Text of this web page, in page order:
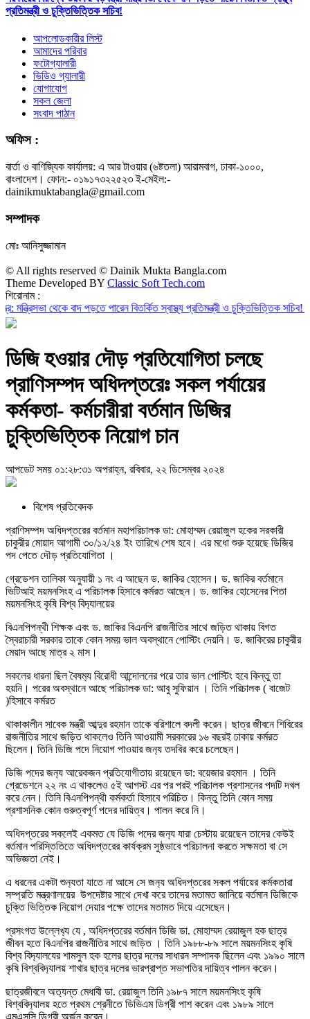
প্রতিমন্ত্রী ও চুক্তিভিত্তিক সচিব!
আপলোডকারীর লিস্ট
আমাদের পরিবার
ফটোগ্যালারী
ভিডিও গ্যালারী
যোগাযোগ
সকল জেলা
সংবাদ পাঠান
অফিস :
বার্তা ও বাণিজ্যিক কার্যালয়: এ আর টাওয়ার (৬ষ্টতলা) আরামবাগ, ঢাকা-১০০০,
বাংলাদেশ। ফোন:- ০১৯১৭৩২২৫২৩ ই-মেইল:-
dainikmuktabangla@gmail.com
সম্পাদক
মোঃ আনিসুজ্জামান
© All rights reserved © Dainik Mukta Bangla.com
Theme Developed BY Classic Soft Tech.com
শিরোনাম :
থেকে বাদ পড়তে পারেন বিতর্কিত স্বাস্থ্য প্রতিমন্ত্রী ও চুক্তিভিত্তিক সচিব!রাজস্ব
ডিজি হওয়ার দৌড় প্রতিযোগিতা চলছে
প্রাণিসম্পদ অধিদপ্তরেঃ সকল পর্যায়ের
কর্মকতা- কর্মচারীরা বর্তমান ডিজির
চুক্তিভিত্তিক নিয়োগ চান
আপডেট সময় ০১:২৮:৩১ অপরাহ্ন, রবিবার, ২২ ডিসেম্বর ২০২৪
বিশেষ প্রতিবেদক
প্রাণিসম্পদ অধিদপ্তরের বর্তমান মহাপরিচালক ডা: মোহাম্মদ রেয়াজুল হকের সরকারী
চাকুরীর মোয়াদ আগামী ৩০/১২/২৪ ইং তারিখে শেষ হবে। এর মধো শুরু হয়েছে ডিজির
পদ পেতে দৌড় প্রতিযোগিতা ।
গ্রেডেশন তালিকা অনুযায়ী ১ নং এ আছেন ড. জাকির হোসেন। ড. জাকির বর্তমানে
ভিটিআই ময়মনসিংহ এ পরিচালক হিসাবে কর্মরত আছেন। ড. জাকির হোসেনের পিতা
ময়মনসিংহ কৃষি বিশ্ব বিদ‍্যালয়ের
বিএনপিপন্থী শিক্ষক এবং ড. জাকির বিএনপি রাজনীতির সাথে জড়িত থাকায় বিগত
স্বৈরাচারী সরকার তাকে কোন সময় ভাল অবস্থানে পোস্টিং দেয়নি। ড. জাকিরের চাকুরীর
মেয়াদ আছে মাত্র ২ মাস।
সকলের ধারনা ছিল বৈষম‍্য বিরোধী আন্দোলনের পরে তার ভাল পোস্টিং হবে কিন্তু তা
হয়নি। পরের অবস্থানে আছে পরিচালক ডা: আবু সুফিয়ান । তিনি পরিচালক ( বাজেট
)হিসাবে কর্মরত
থাকাকালীন সাবেক মন্ত্রী আব্দুর রহমান তাকে বরিশালে বদলী করেন। ছাত্র জীবনে শিবিরের
রাজনীতির সাথে জড়িত থাকলেও তিনি আওয়ামী সরকারের ১৬ বছরই ঢাকায় কর্মরত
ছিলেন। তিনি ডিজি পদে নিয়োগ পাওয়ার জন‍্য তদবির করে চলেছেন।
ডিজি পদের জন‍্য আরেকজন প্রতিযোগীতায় রয়েছেন ডা: বয়েজার রহমান । তিনি
গ্রেডেশনে ২২ নং এ থাকলেও ৫ই আগস্ট এর পর পরই পরিচালক প্রশাসনের পদটি দখল
করে নেন। তিনি বিএনপিপন্থী কর্মকর্তা হিসাবে পরিচিত। কিন্তু তিনি কোন সময়
প্রশাসনিক কোন গুরুত্বপূর্ণ পদের দায়িত্ব। পালন করে নি।
অধিদপ্তরের সকলেই একমত যে ডিজি পদের জন‍্য যারা চেস্টায় রয়েছেন তাদের কেউই
বর্তমান পরিস্তিতিতে অধিদপ্তরের কার্যক্রম সুষ্ঠভাবে পরিচালনা করতে সক্ষমতা বা সে
অভিজ্ঞতা নেই।
এ ধরনের একটা শুন‍্যতা যাতে না আসে সে জন‍্য অধিদপ্তরের সকল পর্যায়ের কর্মকতারা
সম্প্রতি মন্ত্রণালয়ের উপদেষ্টার সাথে দেখা করে তাদের মতামত জানিয়ে বর্তমান ডিজিকে
চুক্তি ভিত্তিক নিয়োগ দেয়ার পক্ষে তাদের মতামত দিয়ে এসেছেন।
প্রসংগত উল্লেখ‍্য যে , অধিদপ্তরের বর্তমান ডিজি ডা. মোহাম্মদ রেয়াজুল হক ছাত্র
জীবন হতে বিএনপির রাজনীতির সাথে জড়িত । তিনি ১৯৮৮-৮৯ সালে ময়মনসিংহ কৃষি
বিশ্ব বিদ‍্যালযের শামসুল হক হলের ছাত্র দলের সাধারন সম্পাদক ছিলেন এবং ১৯৯০ সালে
কৃষি বিশ্ববিদ‍্যালয় শাখার ছাত্র দলের ভারপ্রাপ্ত সভাপতির দায়িত্ব পালন করেন।
ছাত্রজীবনে অত‍্যন্ত মেধাবী ডা. রেয়াজুল তিনি ১৯৮৭ সালে ময়মনসিংহ কৃষি
বিশ্ববিদ‍্যালয় হতে প্রথম শ্রেনীতে ডিভিএম ডিগ্রী পাশ করেন এবং ১৯৮৯ সালে
এমএসসি ডিগ্রী অর্জন করেন।